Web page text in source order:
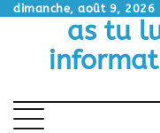
Skipdimanche, août 9, 2026
as tu